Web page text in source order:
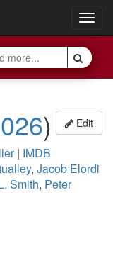
Edit
)
| IMDB
, Jacob Elordi
Smith, Peter